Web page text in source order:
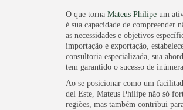
O que torna Mateus Philipe um
é sua capacidade de compreender
as necessidades e objetivos
importação e exportação,
consultoria especializada, sua
tem garantido o sucesso de
Ao se posicionar como um
del Este, Mateus Philipe não só
regiões, mas também contribui